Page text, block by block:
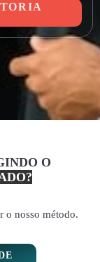
O
o nosso método.